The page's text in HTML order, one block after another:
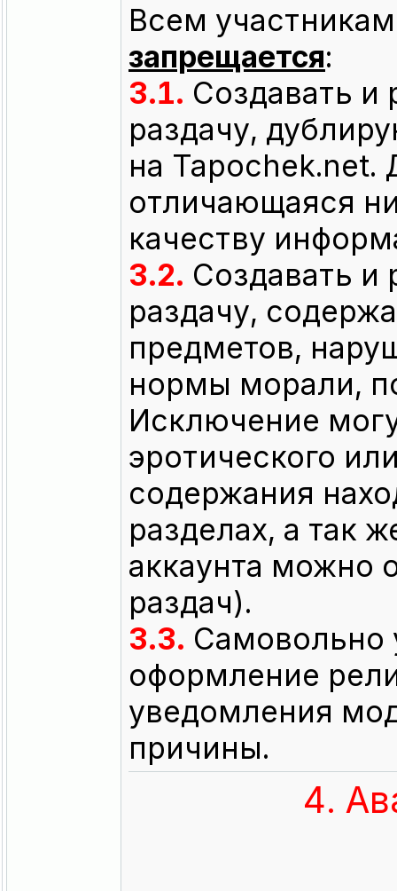
Всем
запрещается:
3.1. Создавать и
раздачу,
на Tapochek.net.
отличающаяся
качеству
3.2. Создавать и
раздачу,
предметов,
нормы морали,
Исключение
эротического
содержания
разделах, а так
аккаунта можно
раздач).
3.3. Самовольно
оформление
уведомления
причины.
4.